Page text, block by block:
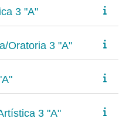
3 "A"
Oratoria 3 "A"
3 "A"